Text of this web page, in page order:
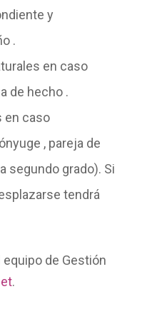
y
.
en caso
de hecho.
en caso
, pareja de
segundo grado). Si
tendrá
equipo de Gestión
.